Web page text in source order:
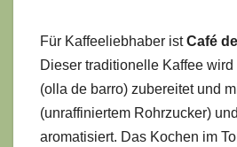
Für Kaffeeliebhaber istCafé
Dieser traditionelle Kaffee
(olla de barro) zubereitet und
(unraffiniertem Rohrzucker)
aromatisiert. Das Kochen im